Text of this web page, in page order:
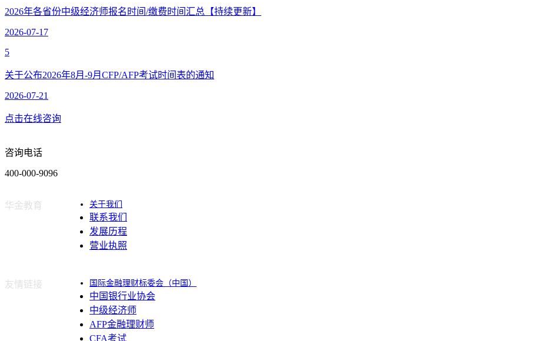
2026年各省份中级经济师报名时间/缴费时间汇总【持续更新】
2026-07-17
5
关于公布2026年8月-9月CFP/AFP考试时间表的通知
2026-07-21
点击在线咨询
咨询电话
400-000-9096
华金教育 关于我们
联系我们
发展历程
营业执照
友情链接 国际金融理财标委会（中国）
中国银行业协会
中级经济师
AFP金融理财师
CFA考试